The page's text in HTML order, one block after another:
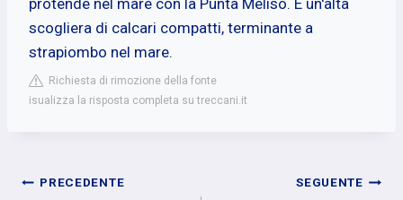
scogliera di calcari compatti, terminante a
strapiombo nel mare.
Richiesta di rimozione della fonte
isualizza la risposta completa su treccani.it
Navigazione
PRECEDENTE SEGUENTE